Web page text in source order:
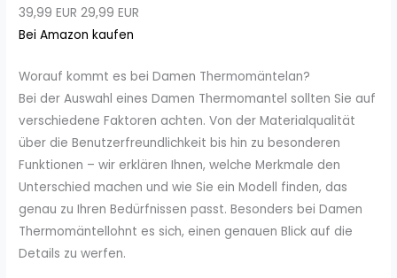
39,99 EUR 29,99 EUR
Bei Amazon kaufen
Worauf kommt es bei Damen Thermomäntelan?
Bei der Auswahl eines Damen Thermomantel sollten Sie auf
verschiedene Faktoren achten. Von der Materialqualität
über die Benutzerfreundlichkeit bis hin zu besonderen
Funktionen – wir erklären Ihnen, welche Merkmale den
Unterschied machen und wie Sie ein Modell finden, das
genau zu Ihren Bedürfnissen passt. Besonders bei Damen
Thermomäntellohnt es sich, einen genauen Blick auf die
Details zu werfen.